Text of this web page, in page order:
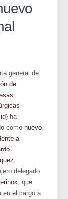
general de
de
ha
comonuevo
a
delegado
, que
en el cargo a